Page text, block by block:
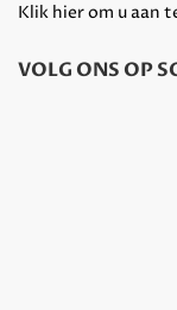
Klik hier om u aan
VOLG ONS OP